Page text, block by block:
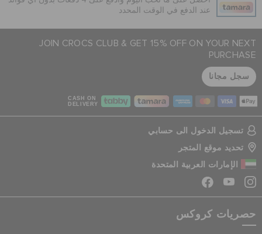
عند الدفع في الوقت المحدد
JOIN CROCS CLUB & GET 15% OFF ON YOUR NEXT
PURCHASE
سجل مجانا
CASH ON
DELIVERY
تسجيل الدخول الى حسابي
تحديد موقع المتجر
الإمارات العربية المتحدة
حصريات كروكس